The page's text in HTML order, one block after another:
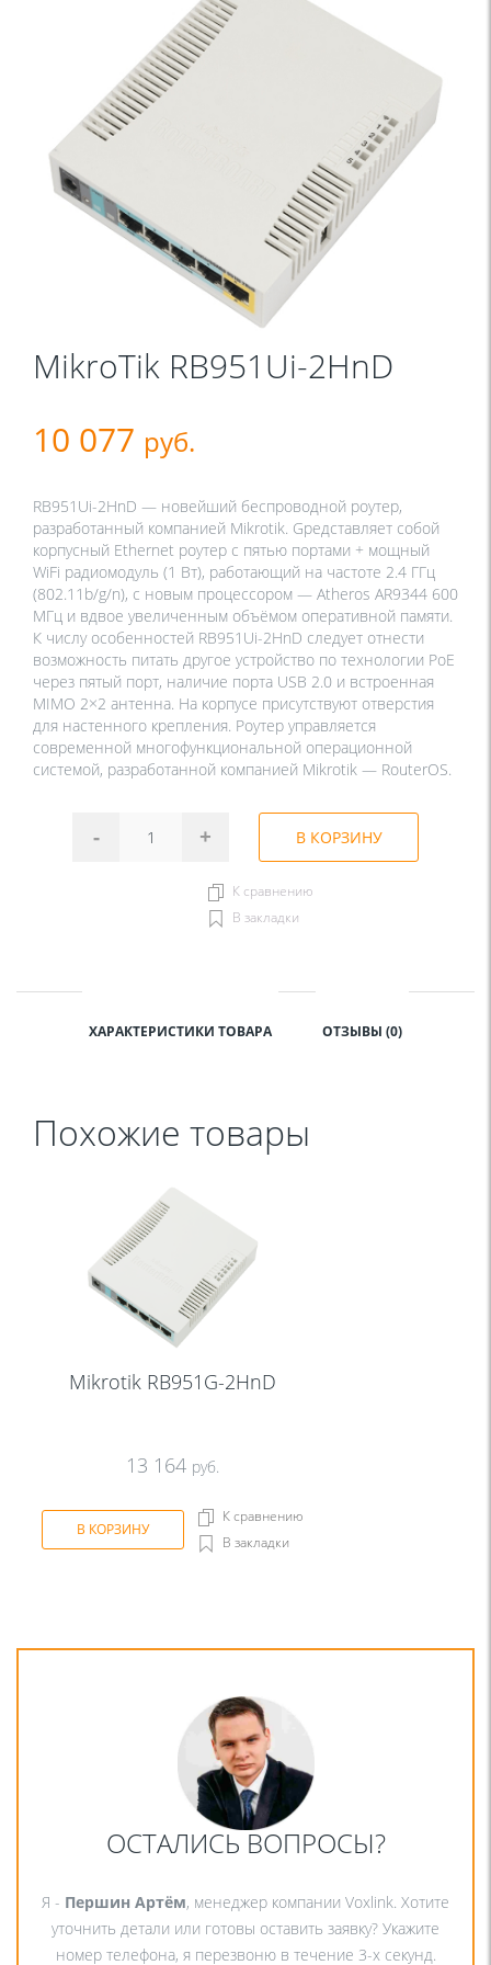
MikroTik RB951Ui-2HnD
10 077 руб.
RB951Ui-2HnD — новейший беспроводной роутер,
разработанный компанией Mikrotik. Gредставляет собой
корпусный Ethernet роутер с пятью портами + мощный
WiFi радиомодуль (1 Вт), работающий на частоте 2.4 ГГц
(802.11b/g/n), с новым процессором — Atheros AR9344 600
МГц и вдвое увеличенным объёмом оперативной памяти.
К числу особенностей RB951Ui-2HnD следует отнести
возможность питать другое устройство по технологии PoE
через пятый порт, наличие порта USB 2.0 и встроенная
MIMO 2×2 антенна. На корпусе присутствуют отверстия
для настенного крепления. Роутер управляется
современной многофункциональной операционной
системой, разработанной компанией Mikrotik — RouterOS.
- + В КОРЗИНУ
К сравнению
В закладки
ХАРАКТЕРИСТИКИ ТОВАРА ОТЗЫВЫ (0)
Похожие товары
Mikrotik RB951G-2HnD
13 164 руб.
В КОРЗИНУ
К сравнению
В закладки
ОСТАЛИСЬ ВОПРОСЫ?
Я - Першин Артём, менеджер компании Voxlink. Хотите
уточнить детали или готовы оставить заявку? Укажите
номер телефона, я перезвоню в течение 3-х секунд.